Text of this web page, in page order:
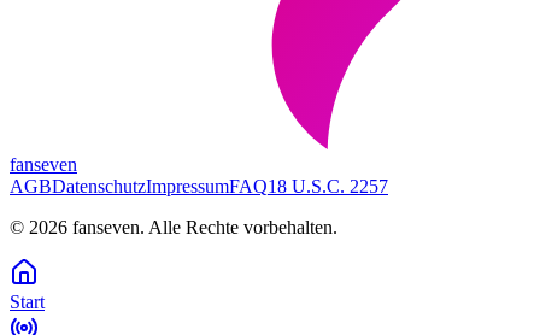
fanseven
AGBDatenschutzImpressumFAQ18 U.S.C. 2257
© 2026 fanseven. Alle Rechte vorbehalten.
Start